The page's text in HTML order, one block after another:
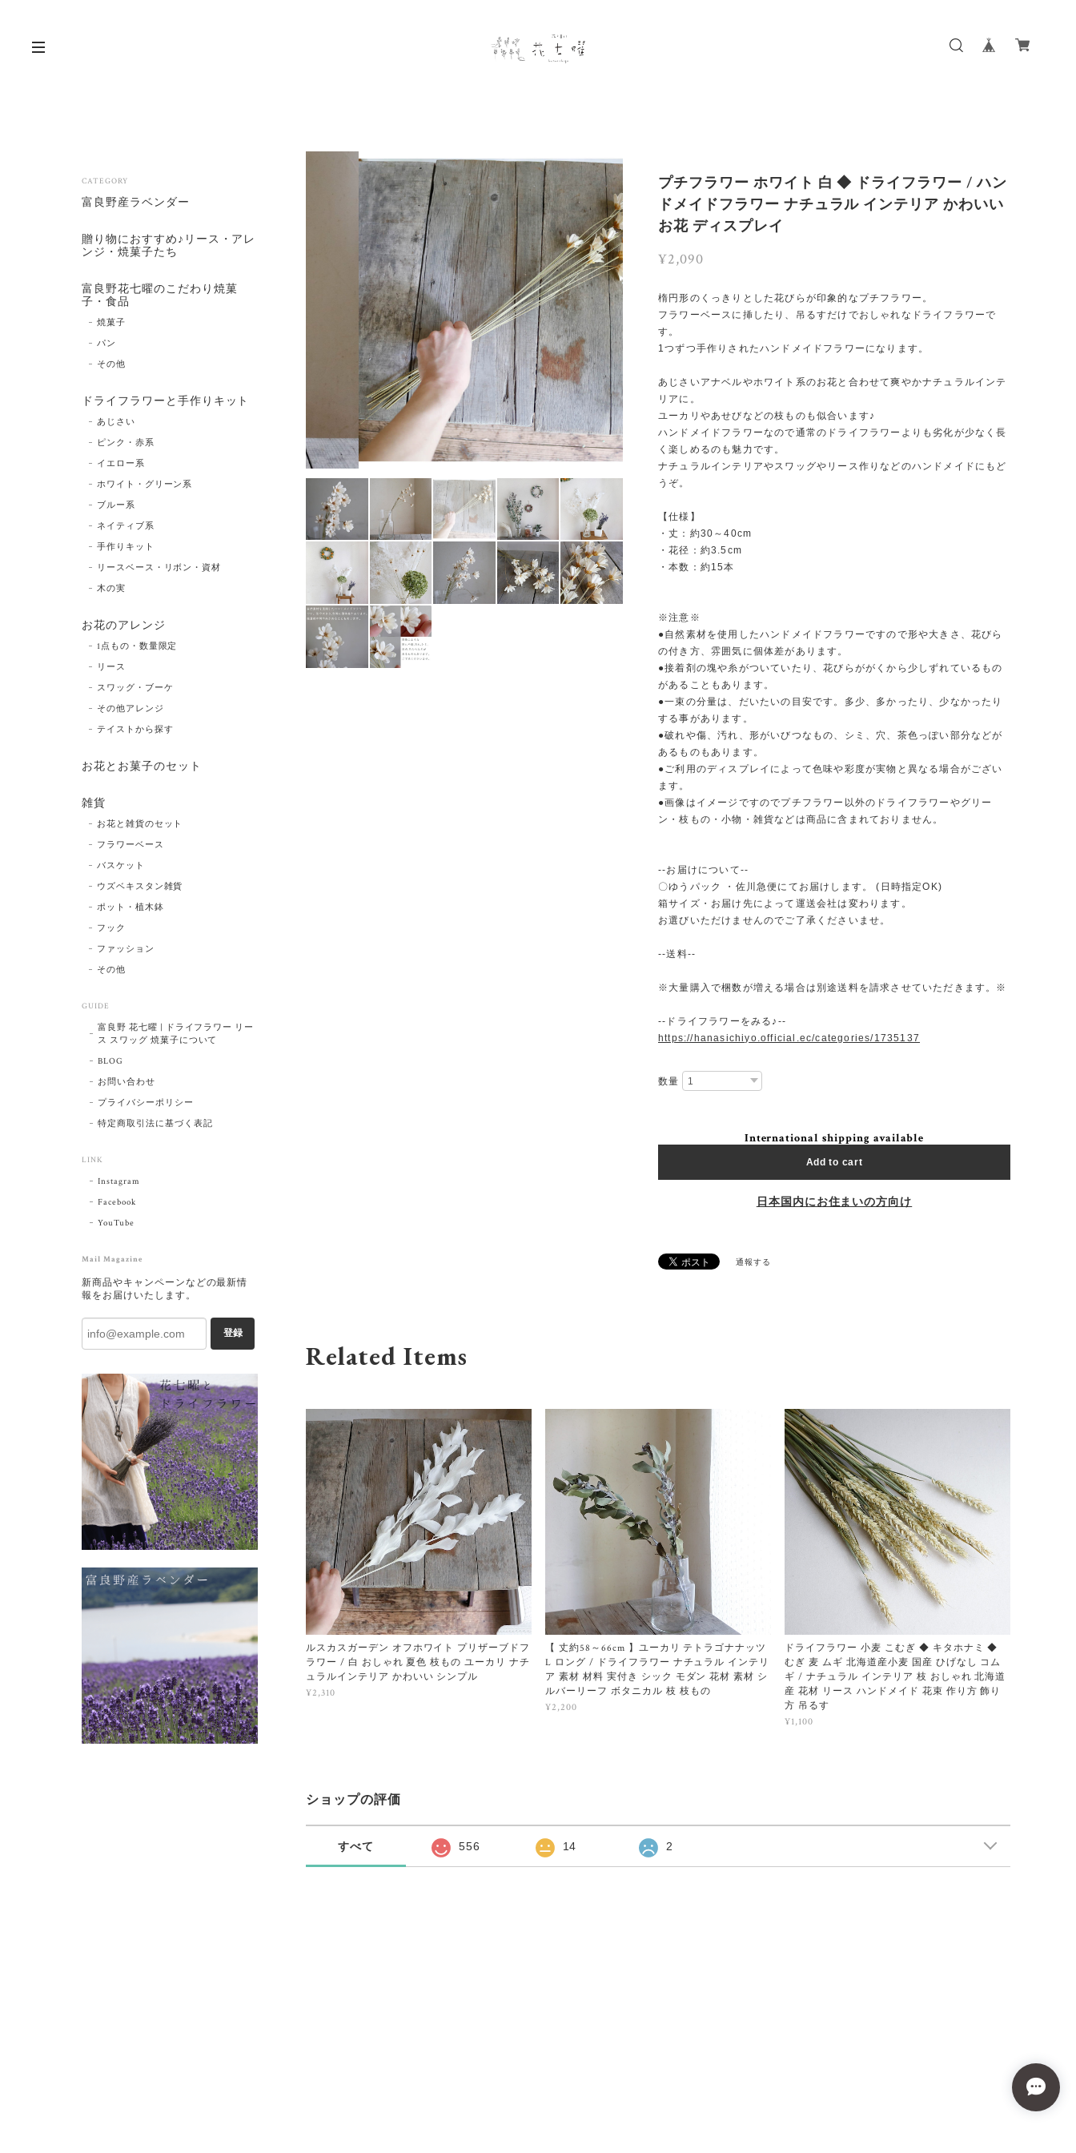
プチフラワー ホワイト 白 ◆ ドライフラワー / ハン
ドメイドフラワー ナチュラル インテリア かわいい
お花 ディスプレイ
¥2,090
楕円形のくっきりとした花びらが印象的なプチフラワー。
フラワーベースに挿したり、吊るすだけでおしゃれなドライフラワーで
す。
1つずつ手作りされたハンドメイドフラワーになります。
あじさいアナベルやホワイト系のお花と合わせて爽やかナチュラルインテ
リアに。
ユーカリやあせびなどの枝ものも似合います♪
ハンドメイドフラワーなので通常のドライフラワーよりも劣化が少なく長
く楽しめるのも魅力です。
ナチュラルインテリアやスワッグやリース作りなどのハンドメイドにもど
うぞ。
【仕様】
・丈：約30～40cm
・花径：約3.5cm
・本数：約15本
※注意※
●自然素材を使用したハンドメイドフラワーですので形や大きさ、花びら
の付き方、雰囲気に個体差があります。
●接着剤の塊や糸がついていたり、花びらががくから少しずれているもの
があることもあります。
●一束の分量は、だいたいの目安です。多少、多かったり、少なかったり
する事があります。
●破れや傷、汚れ、形がいびつなもの、シミ、穴、茶色っぽい部分などが
あるものもあります。
●ご利用のディスプレイによって色味や彩度が実物と異なる場合がござい
ます。
●画像はイメージですのでプチフラワー以外のドライフラワーやグリー
ン・枝もの・小物・雑貨などは商品に含まれておりません。
--お届けについて--
〇ゆうパック ・佐川急便にてお届けします。 (日時指定OK)
箱サイズ・お届け先によって運送会社は変わります。
お選びいただけませんのでご了承くださいませ。
--送料--
※大量購入で梱数が増える場合は別途送料を請求させていただきます。※
--ドライフラワーをみる♪--
https://hanasichiyo.official.ec/categories/1735137
数量
International shipping available
Add to cart
日本国内にお住まいの方向け
通報する
Related Items
ルスカスガーデン オフホワイト プリザーブドフ
ラワー / 白 おしゃれ 夏色 枝もの ユーカリ ナチ
ュラルインテリア かわいい シンプル
¥2,310
【 丈約58～66cm 】ユーカリ テトラゴナナッツ
L ロング / ドライフラワー ナチュラル インテリ
ア 素材 材料 実付き シック モダン 花材 素材 シ
ルバーリーフ ボタニカル 枝 枝もの
¥2,200
ドライフラワー 小麦 こむぎ ◆ キタホナミ ◆
むぎ 麦 ムギ 北海道産小麦 国産 ひげなし コム
ギ / ナチュラル インテリア 枝 おしゃれ 北海道
産 花材 リース ハンドメイド 花束 作り方 飾り
方 吊るす
¥1,100
ショップの評価
すべて 556 14 2
CATEGORY
富良野産ラベンダー
贈り物におすすめ♪リース・アレ
ンジ・焼菓子たち
富良野花七曜のこだわり焼菓
子・食品
焼菓子
パン
その他
ドライフラワーと手作りキット
あじさい
ピンク・赤系
イエロー系
ホワイト・グリーン系
ブルー系
ネイティブ系
手作りキット
リースベース・リボン・資材
木の実
お花のアレンジ
1点もの・数量限定
リース
スワッグ・ブーケ
その他アレンジ
テイストから探す
お花とお菓子のセット
雑貨
お花と雑貨のセット
フラワーベース
バスケット
ウズベキスタン雑貨
ポット・植木鉢
フック
ファッション
その他
GUIDE
富良野 花七曜 | ドライフラワー リー
ス スワッグ 焼菓子について
BLOG
お問い合わせ
プライバシーポリシー
特定商取引法に基づく表記
LINK
Instagram
Facebook
YouTube
Mail Magazine
新商品やキャンペーンなどの最新情
報をお届けいたします。
登録